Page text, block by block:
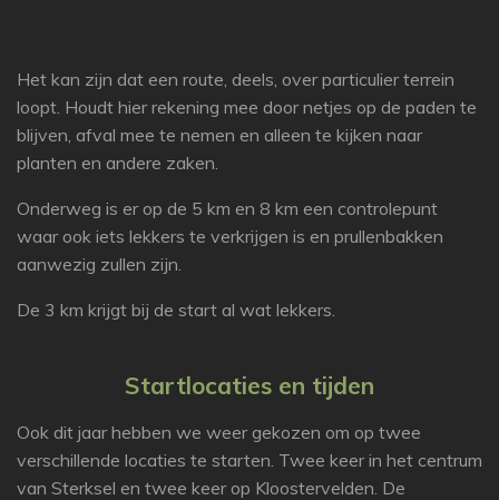
Het kan zijn dat een route, deels, over particulier terrein
loopt. Houdt hier rekening mee door netjes op de paden te
blijven, afval mee te nemen en alleen te kijken naar
planten en andere zaken.
Onderweg is er op de 5 km en 8 km een controlepunt
waar ook iets lekkers te verkrijgen is en prullenbakken
aanwezig zullen zijn.
De 3 km krijgt bij de start al wat lekkers.
Startlocaties en tijden
Ook dit jaar hebben we weer gekozen om op twee
verschillende locaties te starten. Twee keer in het centrum
van Sterksel en twee keer op Kloostervelden. De